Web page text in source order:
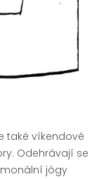
také víkendové
Odehrávají se
jógy